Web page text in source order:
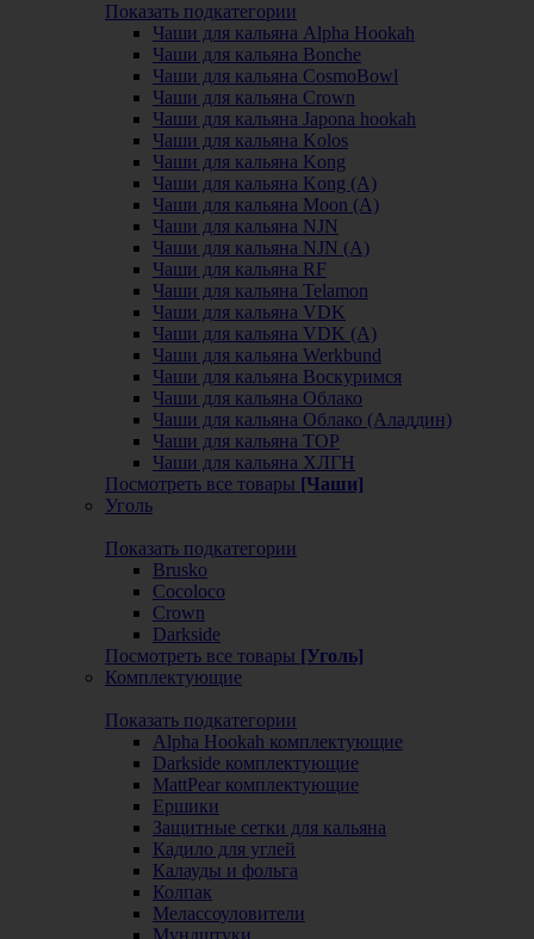
Показать подкатегории
Чаши для кальяна Alpha Hookah
Чаши для кальяна Bonche
Чаши для кальяна CosmoBowl
Чаши для кальяна Crown
Чаши для кальяна Japona hookah
Чаши для кальяна Kolos
Чаши для кальяна Kong
Чаши для кальяна Kong (A)
Чаши для кальяна Moon (А)
Чаши для кальяна NJN
Чаши для кальяна NJN (А)
Чаши для кальяна RF
Чаши для кальяна Telamon
Чаши для кальяна VDK
Чаши для кальяна VDK (А)
Чаши для кальяна Werkbund
Чаши для кальяна Воскуримся
Чаши для кальяна Облако
Чаши для кальяна Облако (Аладдин)
Чаши для кальяна ТОР
Чаши для кальяна ХЛГН
Посмотреть все товары [Чаши]
Уголь
Показать подкатегории
Brusko
Cocoloco
Crown
Darkside
Посмотреть все товары [Уголь]
Комплектующие
Показать подкатегории
Alpha Hookah комплектующие
Darkside комплектующие
MattPear комплектующие
Ершики
Защитные сетки для кальяна
Кадило для углей
Калауды и фольга
Колпак
Мелассоуловители
Мундштуки